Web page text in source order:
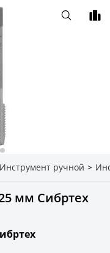
Инструмент ручной >
мм Сибртех